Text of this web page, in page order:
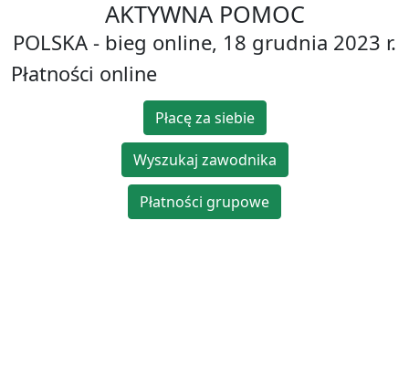
AKTYWNA POMOC
POLSKA - bieg online, 18 grudnia 2023 r.
Płatności online